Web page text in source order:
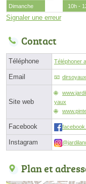
Dimanche
10h -
Signaler une erreur
Contact
Téléphone Téléphoner
Email
Site web
yaux
Facebook
Instagram
Plan et